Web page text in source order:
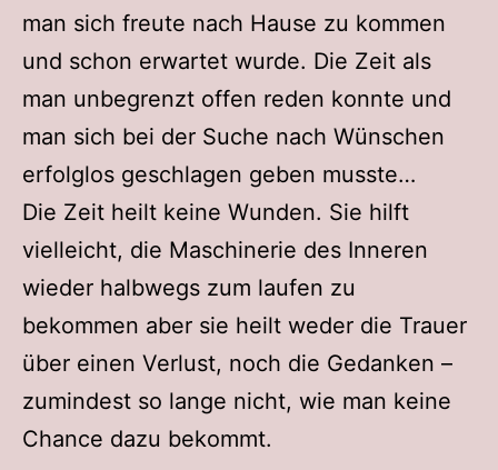
man sich freute nach Hause zu kommen
und schon erwartet wurde. Die Zeit als
man unbegrenzt offen reden konnte und
man sich bei der Suche nach Wünschen
erfolglos geschlagen geben musste…
Die Zeit heilt keine Wunden. Sie hilft
vielleicht, die Maschinerie des Inneren
wieder halbwegs zum laufen zu
bekommen aber sie heilt weder die Trauer
über einen Verlust, noch die Gedanken –
zumindest so lange nicht, wie man keine
Chance dazu bekommt.